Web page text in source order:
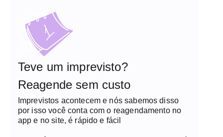
Teve um imprevisto?
Reagende sem custo
Imprevistos acontecem e nós sabemos disso
por isso você conta com o reagendamento no
app e no site, é rápido e fácil